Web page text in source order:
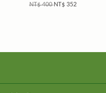
NT$ 400NT$ 352